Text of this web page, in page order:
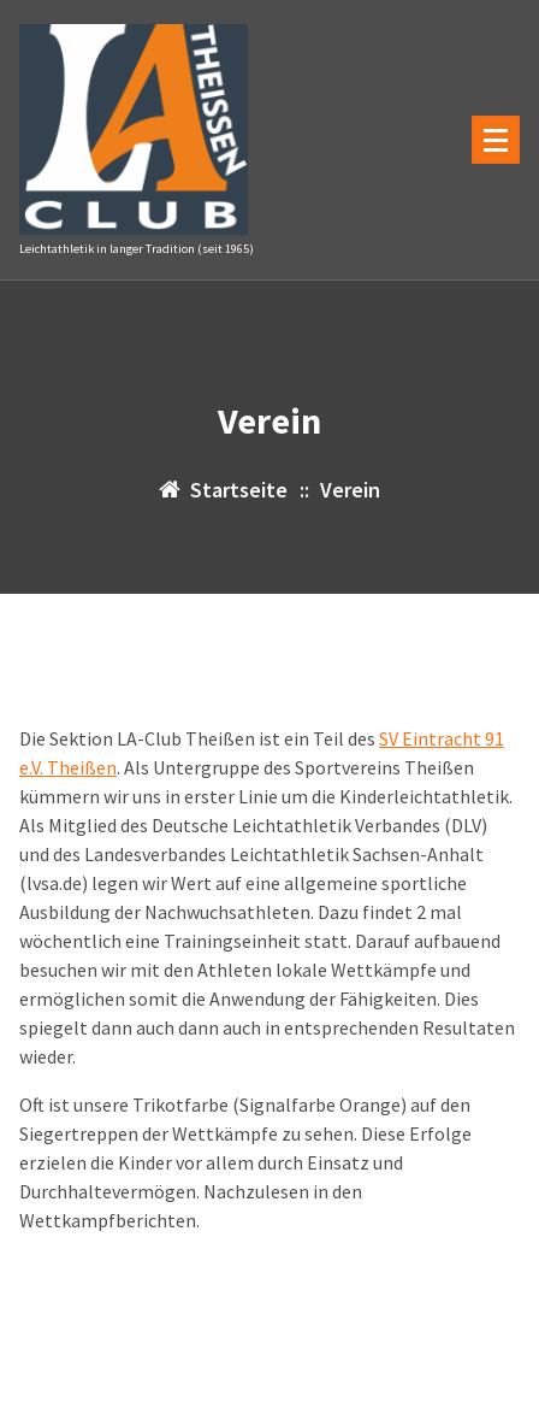
Inhalt
springen
Leichtathletik in langer Tradition (seit 1965)
Verein
Startseite :: Verein
Die Sektion LA-Club Theißen ist ein Teil des SV Eintracht 91
e.V. Theißen. Als Untergruppe des Sportvereins Theißen
kümmern wir uns in erster Linie um die Kinderleichtathletik.
Als Mitglied des Deutsche Leichtathletik Verbandes (DLV)
und des Landesverbandes Leichtathletik Sachsen-Anhalt
(lvsa.de) legen wir Wert auf eine allgemeine sportliche
Ausbildung der Nachwuchsathleten. Dazu findet 2 mal
wöchentlich eine Trainingseinheit statt. Darauf aufbauend
besuchen wir mit den Athleten lokale Wettkämpfe und
ermöglichen somit die Anwendung der Fähigkeiten. Dies
spiegelt dann auch dann auch in entsprechenden Resultaten
wieder.
Oft ist unsere Trikotfarbe (Signalfarbe Orange) auf den
Siegertreppen der Wettkämpfe zu sehen. Diese Erfolge
erzielen die Kinder vor allem durch Einsatz und
Durchhaltevermögen. Nachzulesen in den
Wettkampfberichten.